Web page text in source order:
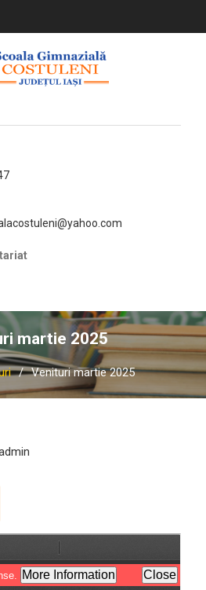
martie 2025
Venituri martie 2025